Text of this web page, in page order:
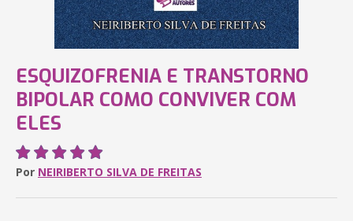
ESQUIZOFRENIA E TRANSTORNO
BIPOLAR COMO CONVIVER COM
ELES
Por NEIRIBERTO SILVA DE FREITAS